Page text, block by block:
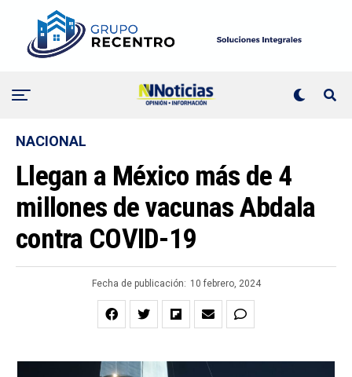
NACIONAL
Llegan a México más de 4
millones de vacunas Abdala
contra COVID-19
Fecha de publicación: 10 febrero, 2024